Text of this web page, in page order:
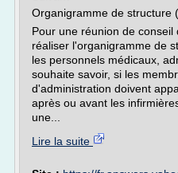
Organigramme de structure
Pour une réunion de
réaliser l'organigramme de
les personnels médicaux,
souhaite savoir, si les
d'administration doivent
après ou avant les
une...
Lire la suite